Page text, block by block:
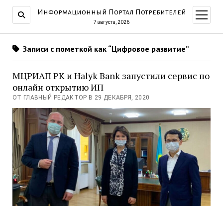
Информационный Портал Потребителей
7 августа, 2026
меню
Записи с пометкой как “Цифровое развитие”
МЦРИАП РК и Halyk Bank запустили сервис по
онлайн открытию ИП
ОТ ГЛАВНЫЙ РЕДАКТОР В 29 ДЕКАБРЯ, 2020